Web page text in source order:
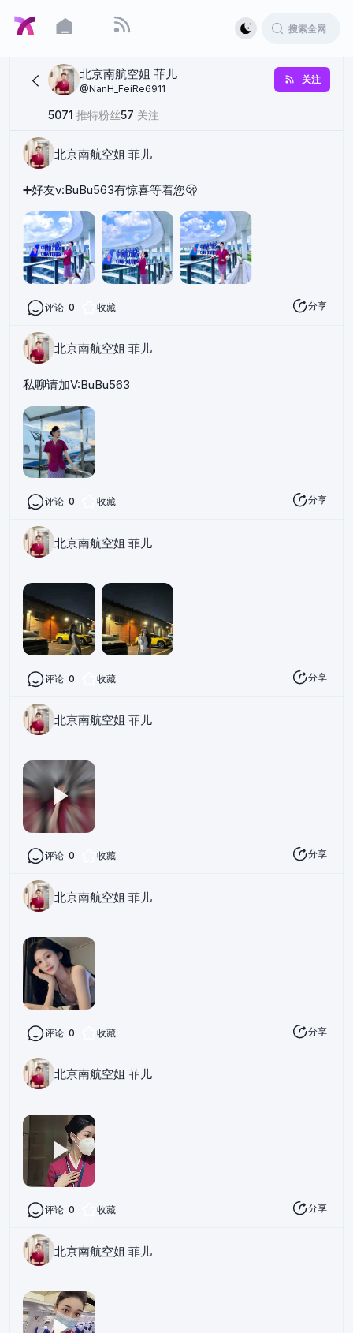
北京南航空姐 菲儿
@NanH_FeiRe6911
关注
5071 推特粉丝57 关注
北京南航空姐 菲儿
➕好友v:BuBu563有惊喜等着您🫢
评论 0 收藏 分享
北京南航空姐 菲儿
私聊请加V:BuBu563
评论 0 收藏 分享
北京南航空姐 菲儿
评论 0 收藏 分享
北京南航空姐 菲儿
评论 0 收藏 分享
北京南航空姐 菲儿
评论 0 收藏 分享
北京南航空姐 菲儿
评论 0 收藏 分享
北京南航空姐 菲儿